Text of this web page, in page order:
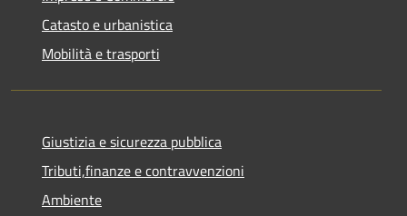
Catasto e urbanistica
Mobilità e trasporti
Giustizia e sicurezza pubblica
Tributi,finanze e contravvenzioni
Ambiente